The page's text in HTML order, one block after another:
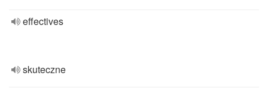
effectives
skuteczne